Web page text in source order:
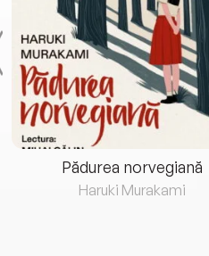
Pădurea norvegiană
Haruki Murakami